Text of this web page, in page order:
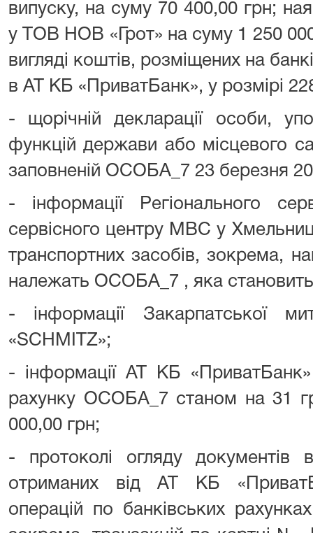
випуску, на суму 70 400,00 грн;
у ТОВ НОВ «Грот» на суму 1 250
вигляді коштів, розміщених на
в АТ КБ «ПриватБанк», у розмірі
- щорічній декларації особи,
функцій держави або місцевого
заповненій ОСОБА_7 23 березня
- інформації Регіонального
сервісного центру МВС у
транспортних засобів, зокрема,
належать ОСОБА_7 , яка
- інформації Закарпатської
«SCHMITZ»;
- інформації АТ КБ
рахунку ОСОБА_7 станом на 31
000,00 грн;
- протоколі огляду
отриманих від АТ КБ
операцій по банківських